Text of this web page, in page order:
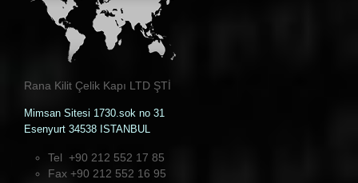
Rana Kilit Çelik Kapı LTD ŞTİ
Mimsan Sitesi 1730.sok no 31
Esenyurt 34538 ISTANBUL
Tel +90 212 552 17 85
Fax +90 212 552 16 95